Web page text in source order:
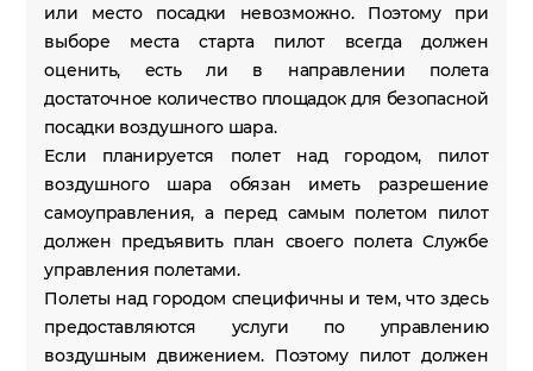
или место посадки невозможно. Поэтому при
выборе места старта пилот всегда должен
оценить, есть ли в направлении полета
достаточное количество площадок для безопасной
посадки воздушного шара.
Если планируется полет над городом, пилот
воздушного шара обязан иметь разрешение
самоуправления, а перед самым полетом пилот
должен предъявить план своего полета Службе
управления полетами.
Полеты над городом специфичны и тем, что здесь
предоставляются услуги по управлению
воздушным движением. Поэтому пилот должен